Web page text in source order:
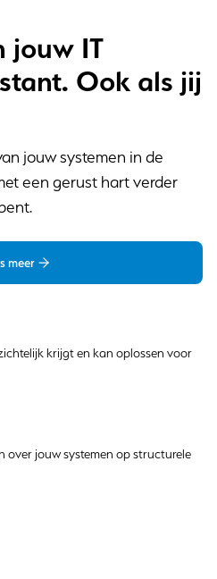
jouw IT
Ook als jij
jouw systemen in de
een gerust hart verder
meer
krijgt en kan oplossen voor
jouw systemen op structurele